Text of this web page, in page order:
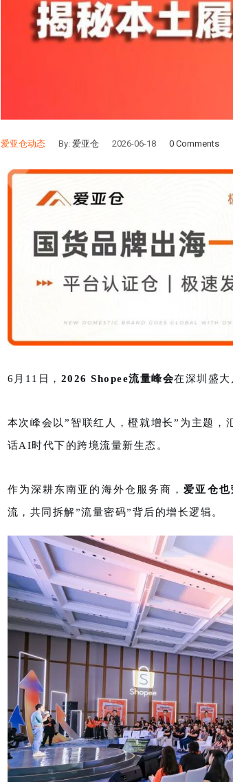
爱亚仓动态 By: 爱亚仓 2026-06-18 0 Comments
6月11日， 2026 Shopee流量峰会在深圳盛大
本次峰会以”智联红人，橙就增长”为主题
话AI时代下的跨境流量新生态。
作为深耕东南亚的海外仓服务商， 爱亚仓也
流，共同拆解”流量密码”背后的增长逻辑。